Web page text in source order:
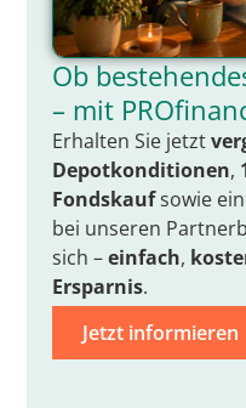
Ob
– mit
Erhalten Sie jetzt
Depotkonditionen,
Fondskaufsowie
bei unseren
sich –einfach,
Ersparnis.
Jetzt informieren